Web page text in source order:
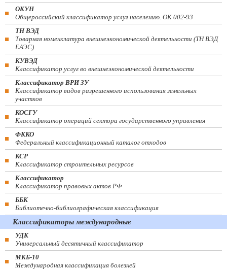
ОКУН
Общероссийский классификатор услуг населению. ОК 002-93
ТН ВЭД
Товарная номенклатура внешнеэкономической деятельности (ТН ВЭД
ЕАЭС)
КУВЭД
Классификатор услуг во внешнеэкономической деятельности
Классификатор ВРИ ЗУ
Классификатор видов разрешенного использования земельных
участков
КОСГУ
Классификатор операций сектора государственного управления
ФККО
Федеральный классификационный каталог отходов
КСР
Классификатор строительных ресурсов
Классификатор
Классификатор правовых актов РФ
ББК
Библиотечно-библиографическая классификация
Классификаторы международные
УДК
Универсальный десятичный классификатор
МКБ-10
Международная классификация болезней